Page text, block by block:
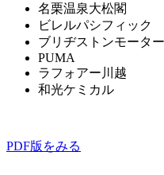
名栗温泉大松閣
ビレルパシフィック
ブリヂストンモータ
PUMA
ラフォアー川越
和光ケミカル
PDF版をみる